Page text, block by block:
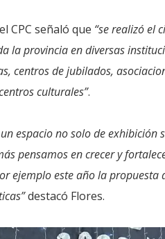
CPC señaló que “se realizó el
la provincia en diversas
centros de jubilados,
culturales”.
espacio no solo de
pensamos en crecer y
ejemplo este año la propuesta
destacó Flores.